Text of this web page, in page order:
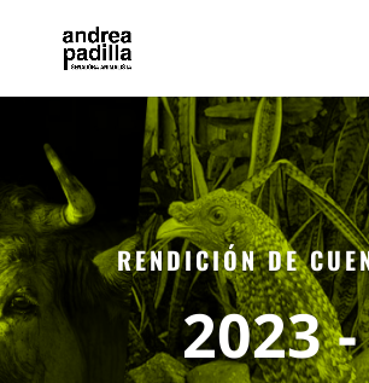
RENDICIÓN DE
2023 -